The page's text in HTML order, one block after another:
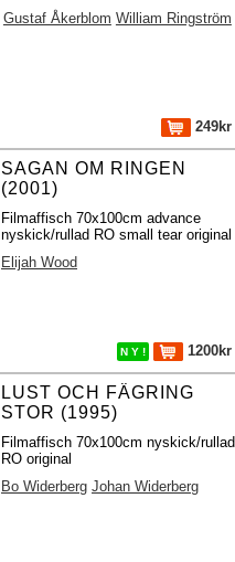
Gustaf Åkerblom William Ringström
249kr
SAGAN OM RINGEN
(2001)
Filmaffisch 70x100cm advance
nyskick/rullad RO small tear original
Elijah Wood
N Y ! 1200kr
LUST OCH FÄGRING
STOR (1995)
Filmaffisch 70x100cm nyskick/rullad
RO original
Bo Widerberg Johan Widerberg